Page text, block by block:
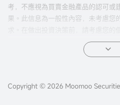
考，不應視為買賣金融產品的認可或
果。此信息為一般性內容，未考慮您
期權交易風險較高，並不適合所有投
（OCC）發布的《標準化期權的特
Copyright © 2026 Moomoo